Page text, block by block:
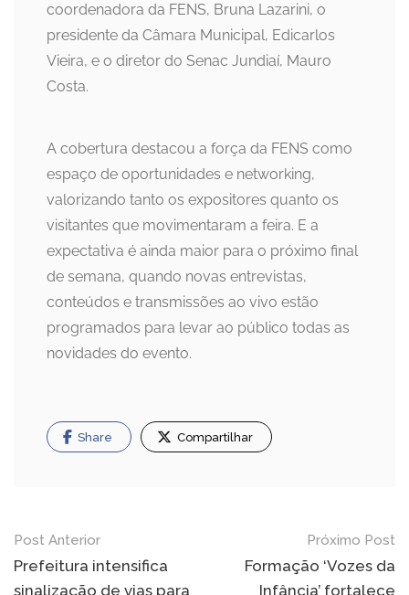
coordenadora da FENS, Bruna Lazarini, o
presidente da Câmara Municipal, Edicarlos
Vieira, e o diretor do Senac Jundiaí, Mauro
Costa.
A cobertura destacou a força da FENS como
espaço de oportunidades e networking,
valorizando tanto os expositores quanto os
visitantes que movimentaram a feira. E a
expectativa é ainda maior para o próximo final
de semana, quando novas entrevistas,
conteúdos e transmissões ao vivo estão
programados para levar ao público todas as
novidades do evento.
Share Compartilhar
Navegação
de
Post Anterior
Prefeitura intensifica
sinalização de vias para
Próximo Post
Formação ‘Vozes da
Infância’ fortalece